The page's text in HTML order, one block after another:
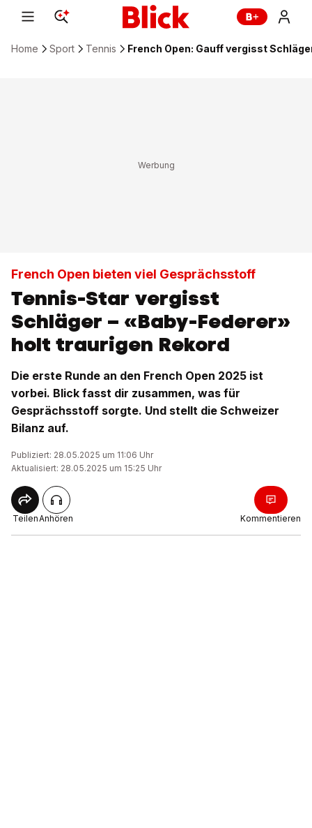
Home Sport Tennis French Open: Gauff vergisst
French Open bieten viel Gesprächsstoff
Tennis-Star vergisst
Schläger – «Baby-Federer»
holt traurigen Rekord
Die erste Runde an den French Open 2025 ist
vorbei. Blick fasst dir zusammen, was für
Gesprächsstoff sorgte. Und stellt die Schweizer
Bilanz auf.
Publiziert: 28.05.2025 um 11:06 Uhr
Aktualisiert: 28.05.2025 um 15:25 Uhr
TeilenAnhören Kommentieren